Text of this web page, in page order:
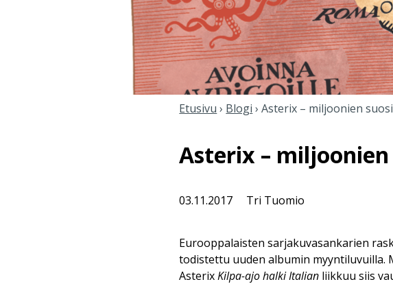
Etusivu › Blogi ›Asterix – miljoonien
Asterix –
03.11.2017 Tri Tuomio
Eurooppalaisten sarjakuvasankarien
todistettu uuden albumin myyntiluvuilla.
AsterixKilpa-ajo halki Italian liikkuu siis